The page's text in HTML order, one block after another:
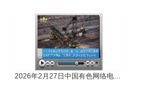
2026年2月27日中国有色网络电视新闻